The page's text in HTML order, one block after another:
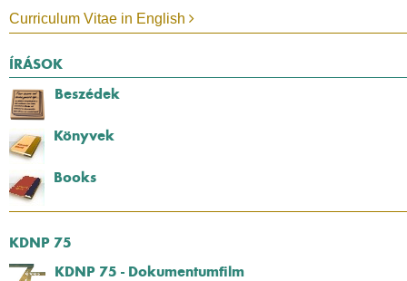
Curriculum Vitae in English
ÍRÁSOK
Beszédek
Könyvek
Books
KDNP 75
KDNP 75 - Dokumentumfilm